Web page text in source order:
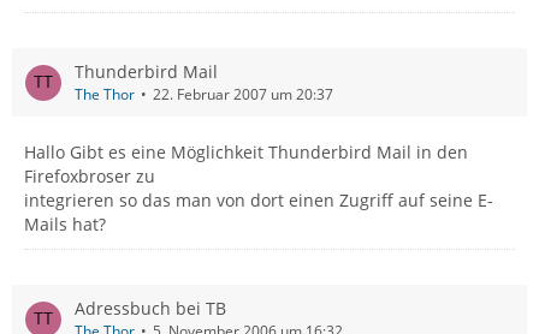
Thunderbird Mail
The Thor 22. Februar 2007 um 20:37
Hallo Gibt es eine Möglichkeit Thunderbird Mail in den
Firefoxbroser zu
integrieren so das man von dort einen Zugriff auf seine E-
Mails hat?
Adressbuch bei TB